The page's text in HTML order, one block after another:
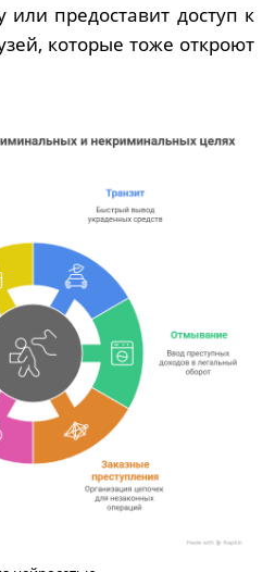
или предоставит доступ к
которые тоже откроют